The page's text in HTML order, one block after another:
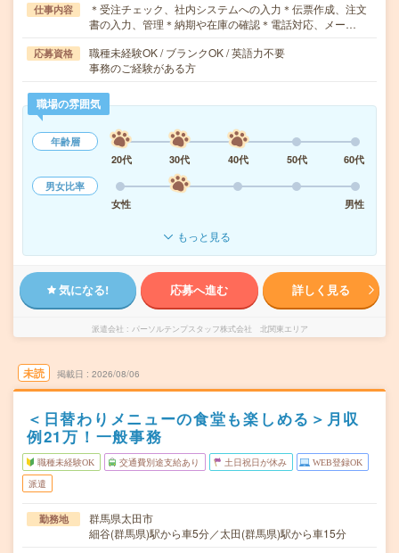
仕事内容
＊受注チェック、社内システムへの入力＊伝票作成、注文
書の入力、管理＊納期や在庫の確認＊電話対応、メー…
応募資格
職種未経験OK / ブランクOK / 英語力不要
事務のご経験がある方
職場の雰囲気
年齢層
20代
30代 40代 50代
60代
男女比率
女性
男性
もっと見る
気になる! 応募へ進む 詳しく見る
派遣会社 パーソルテンプスタッフ株式会社 北関東エリア
未読 掲載日 2026/08/06
＜日替わりメニューの食堂も楽しめる＞月収
例21万！一般事務
職種未経験OK 交通費別途支給あり 土日祝日が休み WEB登録OK
派遣
勤務地
群馬県太田市
細谷(群馬県)駅から車5分／太田(群馬県)駅から車15分